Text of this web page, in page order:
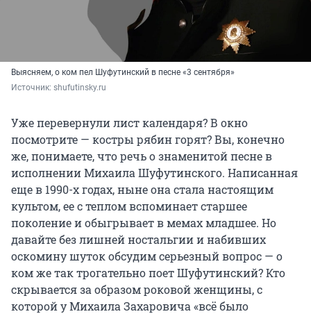
Выясняем, о ком пел Шуфутинский в песне «3 сентября»
Источник: shufutinsky.ru
Уже перевернули лист календаря? В окно
посмотрите — костры рябин горят? Вы, конечно
же, понимаете, что речь о знаменитой песне в
исполнении Михаила Шуфутинского. Написанная
еще в 1990-х годах, ныне она стала настоящим
культом, ее с теплом вспоминает старшее
поколение и обыгрывает в мемах младшее. Но
давайте без лишней ностальгии и набивших
оскомину шуток обсудим серьезный вопрос — о
ком же так трогательно поет Шуфутинский? Кто
скрывается за образом роковой женщины, с
которой у Михаила Захаровича «всё было